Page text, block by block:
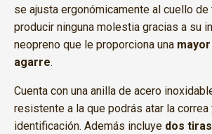
se ajusta ergonómicamente al cuello
producir ninguna molestia gracias a su
neopreno que le proporciona una
agarre.
Cuenta con una anilla de acero
resistente a la que podrás atar la correa
identificación. Además incluye dos